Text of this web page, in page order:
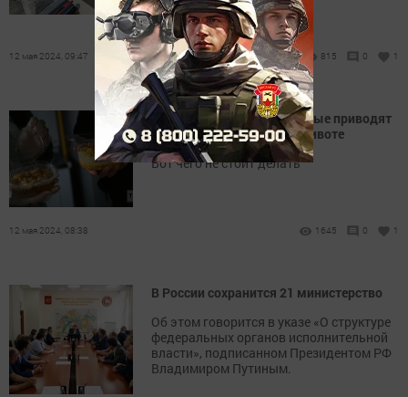
12 мая 2024, 09:47 815 0 1
8 ошибок в питании, которые приводят
к образованию жира на животе
Вот чего не стоит делать
12 мая 2024, 08:38 1645 0 1
В России сохранится 21 министерство
Об этом говорится в указе «О структуре
федеральных органов исполнительной
власти», подписанном Президентом РФ
Владимиром Путиным.